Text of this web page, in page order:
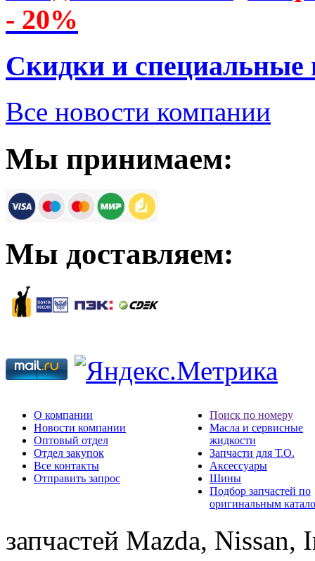
- 20%
Скидки и специальные
Все новости компании
Мы принимаем:
Мы доставляем:
О компании
Новости компании
Оптовый отдел
Отдел закупок
Все контакты
Отправить запрос
Поиск по номеру
Масла и сервисные
жидкости
Запчасти для Т.О.
Аксессуары
Шины
Подбор запчастей по
оригинальным
запчастей Mazda,